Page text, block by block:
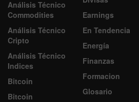
Análisis Técnico
Commodities
Análisis Técnico
Cripto
Análisis Técnico
Indices
Bitcoin
Bitcoin
Earnings
En Tendencia
Energía
Finanzas
Formacion
Glosario